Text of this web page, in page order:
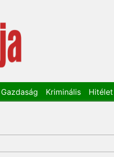
Gazdaság Kriminális Hitélet